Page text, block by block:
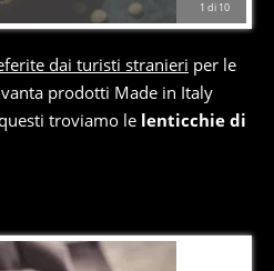
1 di 10
dai turisti stranieri per le
vanta prodotti Made in Italy
troviamo le lenticchie di